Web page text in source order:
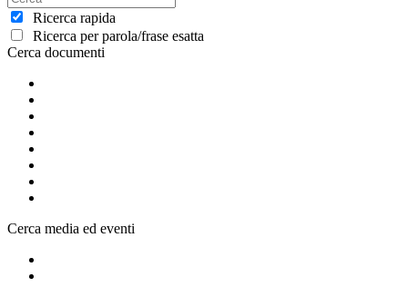
Ricerca rapida
Ricerca per parola/frase esatta
Cerca documenti
Cerca media ed eventi